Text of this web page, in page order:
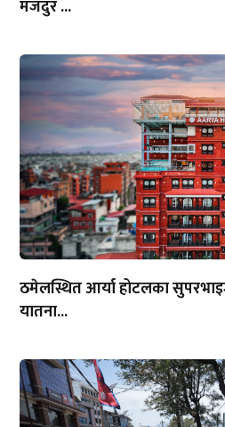
मजदुर ...
ठमेलस्थित आर्या होटलका
यातना...